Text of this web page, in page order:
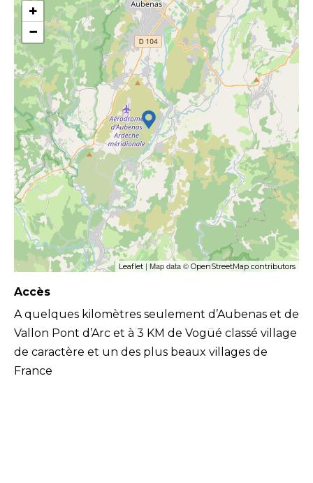
+
−
Leaflet | Map data © OpenStreetMap contributors
Accès
A quelques kilomètres seulement d’Aubenas et de
Vallon Pont d’Arc et à 3 KM de Vogüé classé village
de caractère et un des plus beaux villages de
France